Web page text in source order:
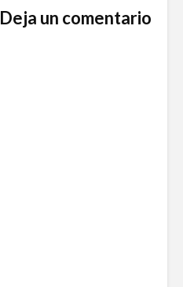
Deja un comentario